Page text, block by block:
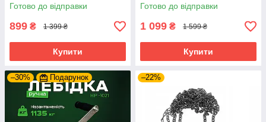
Готово до відправки
899 ₴ 1 399 ₴
Купити
Готово до відправки
1 099 ₴ 1 599 ₴
Купити
–30% Подарунок –22%